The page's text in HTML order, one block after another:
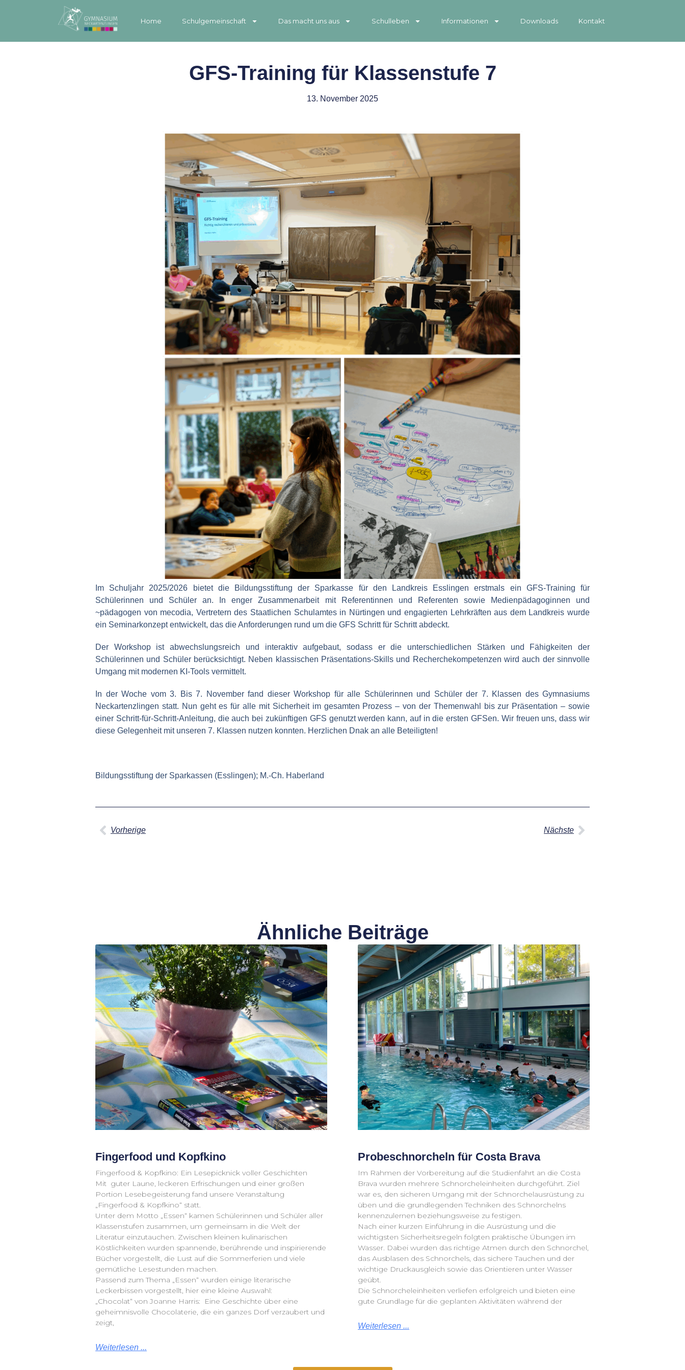
Home Schulgemeinschaft Das macht uns aus Schulleben Informationen Downloads Kontakt
GFS-Training für Klassenstufe 7
13. November 2025
Im Schuljahr 2025/2026 bietet die Bildungsstiftung der Sparkasse für den Landkreis Esslingen erstmals ein GFS-Training für
Schülerinnen und Schüler an. In enger Zusammenarbeit mit Referentinnen und Referenten sowie Medienpädagoginnen und
~pädagogen von mecodia, Vertretern des Staatlichen Schulamtes in Nürtingen und engagierten Lehrkräften aus dem Landkreis wurde
ein Seminarkonzept entwickelt, das die Anforderungen rund um die GFS Schritt für Schritt abdeckt.
Der Workshop ist abwechslungsreich und interaktiv aufgebaut, sodass er die unterschiedlichen Stärken und Fähigkeiten der
Schülerinnen und Schüler berücksichtigt. Neben klassischen Präsentations-Skills und Recherchekompetenzen wird auch der sinnvolle
Umgang mit modernen KI-Tools vermittelt.
In der Woche vom 3. Bis 7. November fand dieser Workshop für alle Schülerinnen und Schüler der 7. Klassen des Gymnasiums
Neckartenzlingen statt. Nun geht es für alle mit Sicherheit im gesamten Prozess – von der Themenwahl bis zur Präsentation – sowie
einer Schritt-für-Schritt-Anleitung, die auch bei zukünftigen GFS genutzt werden kann, auf in die ersten GFSen. Wir freuen uns, dass wir
diese Gelegenheit mit unseren 7. Klassen nutzen konnten. Herzlichen Dnak an alle Beteiligten!
Bildungsstiftung der Sparkassen (Esslingen); M.-Ch. Haberland
Vorherige Nächste
Ähnliche Beiträge
Fingerfood und Kopfkino
Fingerfood & Kopfkino: Ein Lesepicknick voller Geschichten
Mit guter Laune, leckeren Erfrischungen und einer großen
Portion Lesebegeisterung fand unsere Veranstaltung
„Fingerfood & Kopfkino“ statt.
Unter dem Motto „Essen“ kamen Schülerinnen und Schüler aller
Klassenstufen zusammen, um gemeinsam in die Welt der
Literatur einzutauchen. Zwischen kleinen kulinarischen
Köstlichkeiten wurden spannende, berührende und inspirierende
Bücher vorgestellt, die Lust auf die Sommerferien und viele
gemütliche Lesestunden machen.
Passend zum Thema „Essen“ wurden einige literarische
Leckerbissen vorgestellt, hier eine kleine Auswahl:
„Chocolat“ von Joanne Harris: Eine Geschichte über eine
geheimnisvolle Chocolaterie, die ein ganzes Dorf verzaubert und
zeigt,
Weiterlesen ...
Probeschnorcheln für Costa Brava
Im Rahmen der Vorbereitung auf die Studienfahrt an die Costa
Brava wurden mehrere Schnorcheleinheiten durchgeführt. Ziel
war es, den sicheren Umgang mit der Schnorchelausrüstung zu
üben und die grundlegenden Techniken des Schnorchelns
kennenzulernen beziehungsweise zu festigen.
Nach einer kurzen Einführung in die Ausrüstung und die
wichtigsten Sicherheitsregeln folgten praktische Übungen im
Wasser. Dabei wurden das richtige Atmen durch den Schnorchel,
das Ausblasen des Schnorchels, das sichere Tauchen und der
wichtige Druckausgleich sowie das Orientieren unter Wasser
geübt.
Die Schnorcheleinheiten verliefen erfolgreich und bieten eine
gute Grundlage für die geplanten Aktivitäten während der
Weiterlesen ...